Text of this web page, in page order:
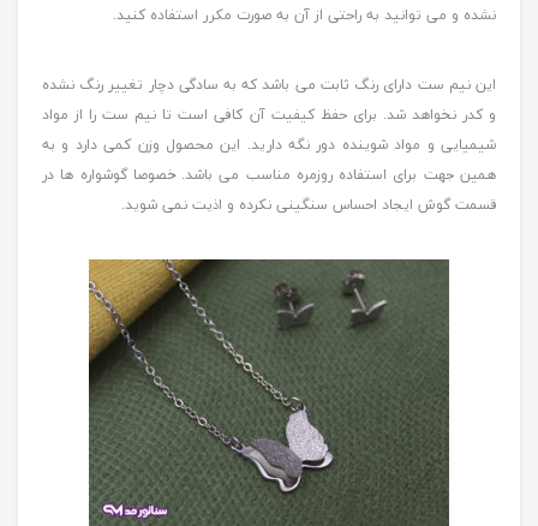
نشده و می توانید به راحتی از آن به صورت مکرر استفاده کنید.
این نیم ست دارای رنگ ثابت می باشد که به سادگی دچار تغییر رنگ نشده
و کدر نخواهد شد. برای حفظ کیفیت آن کافی است تا نیم ست را از مواد
شیمیایی و مواد شوینده دور نگه دارید. این محصول وزن کمی دارد و به
همین جهت برای استفاده روزمره مناسب می باشد. خصوصا گوشواره ها در
قسمت گوش ایجاد احساس سنگینی نکرده و اذیت نمی شوید.